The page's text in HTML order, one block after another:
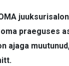
praeguses
ajaga